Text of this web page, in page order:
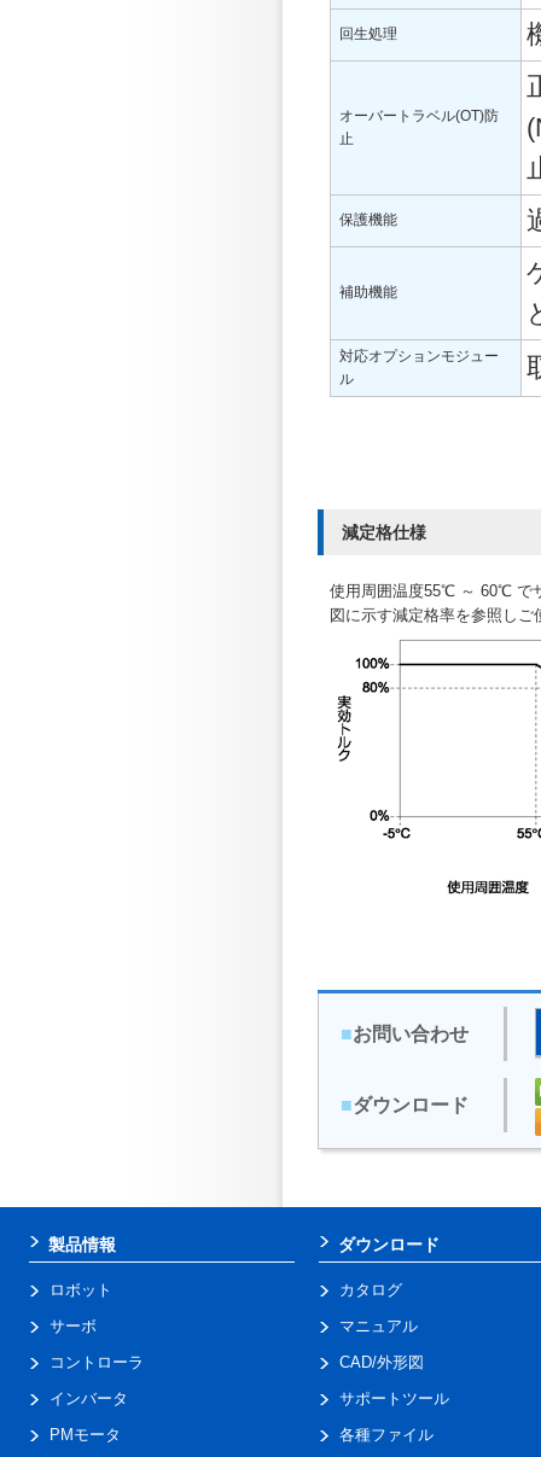
回生処理
オーバートラベル(OT)防
止
保護機能
補助機能
対応オプションモジュー
ル
減定格仕様
使用周囲温度55℃ ～ 60℃ で
図に示す減定格率を参照しご
■お問い合わせ
■ダウンロード
製品情報
ロボット
サーボ
コントローラ
インバータ
PMモータ
ダウンロード
カタログ
マニュアル
CAD/外形図
サポートツール
各種ファイル